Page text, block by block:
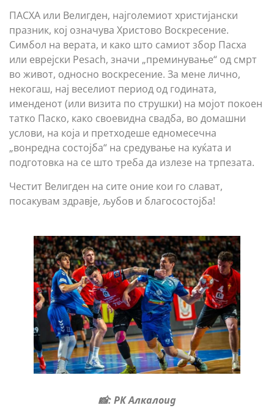
ПАСХА или Велигден, најголемиот христијански
празник, кој означува Христово Воскресение.
Симбол на верата, и како што самиот збор Пасха
или еврејски Pesach, значи „преминување“ од смрт
во живот, односно воскресение. За мене лично,
некогаш, нај веселиот период од годината,
именденот (или визита по струшки) на мојот покоен
татко Паско, како своевидна свадба, во домашни
услови, на која и претходеше едномесечна
„вонредна состојба“ на средување на куќата и
подготовка на се што треба да излезе на трпезата.
Честит Велигден на сите оние кои го слават,
посакувам здравје, љубов и благосостојба!
📸: РК Алкалоид